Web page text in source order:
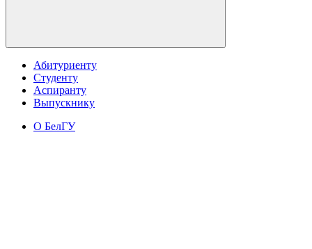
Абитуриенту
Студенту
Аспиранту
Выпускнику
О БелГУ